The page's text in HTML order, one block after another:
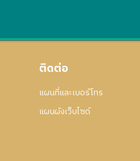
ติดต่อ
แผนที่และเบอร์โทร
แผนผังเว็บไซด์